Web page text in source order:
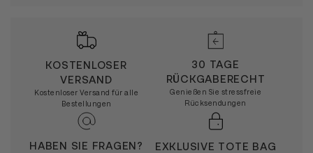
KOSTENLOSER
VERSAND
Kostenloser Versand für alle
Bestellungen
30 TAGE
RÜCKGABERECHT
Genießen Sie stressfreie
Rücksendungen
HABEN SIE FRAGEN? EXKLUSIVE TOTE BAG